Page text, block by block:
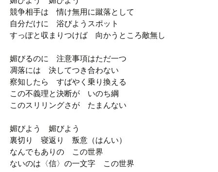
競争相手は 情け無用に蹴落として
自分だけに 浴びようスポット
すっぽと収まりつけば 向かうところ敵無し
媚びるのに 注意事項はただ一つ
凋落には 決してつき合わない
察知したら すばやく乗り換える
この不義理と決断が いのち綱
このスリリングさが たまんない
媚びよう 媚びよう
裏切り 寝返り 叛意（はんい）
なんでもありの この世界
ないのは〈信〉の一文字 この世界